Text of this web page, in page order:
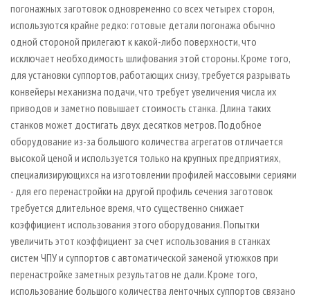
погонажных заготовок одновременно со всех четырех сторон,
используются крайне редко: готовые детали погонажа обычно
одной стороной прилегают к какой-либо поверхности, что
исключает необходимость шлифования этой стороны. Кроме того,
для установки суппортов, работающих снизу, требуется разрывать
конвейеры механизма подачи, что требует увеличения числа их
приводов и заметно повышает стоимость станка. Длина таких
станков может достигать двух десятков метров. Подобное
оборудование из-за большого количества агрегатов отличается
высокой ценой и используется только на крупных предприятиях,
специализирующихся на изготовлении профилей массовыми сериями
- для его перенастройки на другой профиль сечения заготовок
требуется длительное время, что существенно снижает
коэффициент использования этого оборудования. Попытки
увеличить этот коэффициент за счет использования в станках
систем ЧПУ и суппортов с автоматической заменой утюжков при
перенастройке заметных результатов не дали. Кроме того,
использование большого количества ленточных суппортов связано